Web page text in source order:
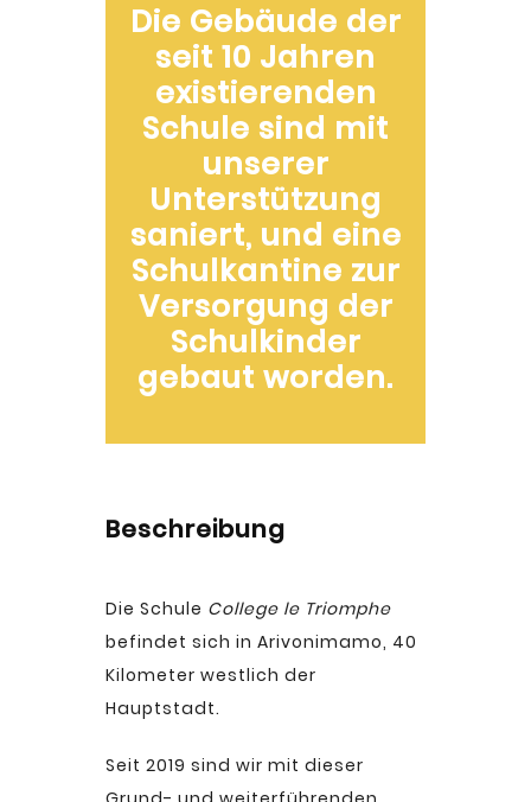
Die Gebäude der
seit 10 Jahren
existierenden
Schule sind mit
unserer
Unterstützung
saniert, und eine
Schulkantine zur
Versorgung der
Schulkinder
gebaut worden.
Beschreibung
Die Schule College le Triomphe
befindet sich in Arivonimamo, 40
Kilometer westlich der
Hauptstadt.
Seit 2019 sind wir mit dieser